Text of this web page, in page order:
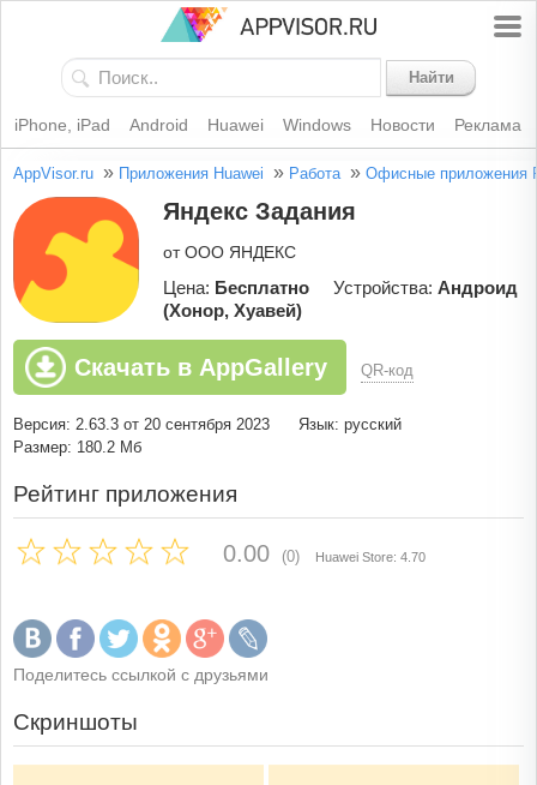
Найти
iPhone, iPad Android Huawei Windows Новости Реклама
AppVisor.ru » Приложения Huawei » Работа » Офисные приложения
Яндекс Задания
от ООО ЯНДЕКC
Цена: Бесплатно Устройства: Андроид
(Хонор, Хуавей)
Скачать в AppGallery QR-код
Версия: 2.63.3 от 20 сентября 2023
Язык: русский
Размер: 180.2 Мб
Рейтинг приложения
0.00 (0) Huawei Store: 4.70
Поделитесь ссылкой с друзьями
Скриншоты